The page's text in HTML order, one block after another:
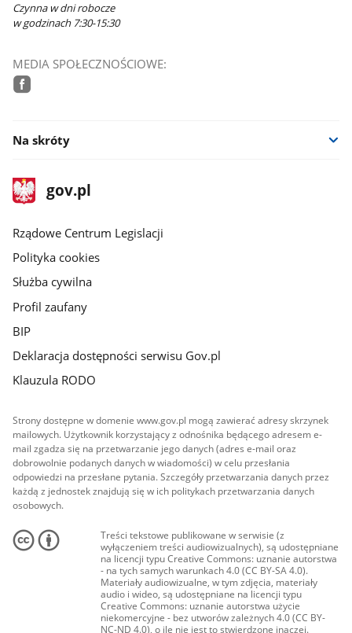
Czynna w dni robocze
w godzinach 7:30-15:30
MEDIA SPOŁECZNOŚCIOWE:
Na skróty
stopka
gov.plStrona
gov.pl
Rządowe Centrum Legislacji
Polityka cookies
Służba cywilna
Profil zaufany
BIP
Deklaracja dostępności serwisu Gov.pl
Klauzula RODO
Strony dostępne w domenie www.gov.pl mogą zawierać adresy skrzynek
mailowych. Użytkownik korzystający z odnośnika będącego adresem e-
mail zgadza się na przetwarzanie jego danych (adres e-mail oraz
dobrowolnie podanych danych w wiadomości) w celu przesłania
odpowiedzi na przesłane pytania. Szczegóły przetwarzania danych przez
każdą z jednostek znajdują się w ich politykach przetwarzania danych
osobowych.
Treści tekstowe publikowane w serwisie (z
wyłączeniem treści audiowizualnych), są udostępniane
na licencji typu Creative Commons: uznanie autorstwa
- na tych samych warunkach 4.0 (CC BY-SA 4.0).
Materiały audiowizualne, w tym zdjęcia, materiały
audio i wideo, są udostępniane na licencji typu
Creative Commons: uznanie autorstwa użycie
niekomercyjne - bez utworów zależnych 4.0 (CC BY-
NC-ND 4.0), o ile nie jest to stwierdzone inaczej.